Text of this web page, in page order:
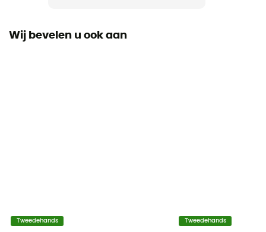
Wij bevelen u ook aan
Tweedehands Tweedehands